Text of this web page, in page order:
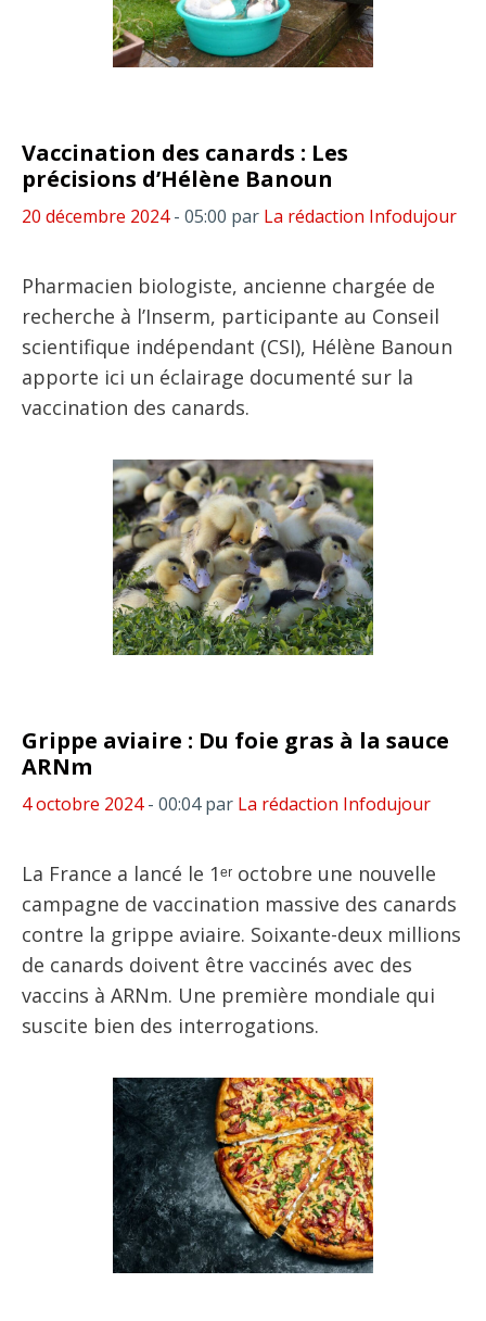
Vaccination des canards : Les
précisions d’Hélène Banoun
20 décembre 2024- 05:00 par La rédaction Infodujour
Pharmacien biologiste, ancienne chargée de
recherche à l’Inserm, participante au Conseil
scientifique indépendant (CSI), Hélène Banoun
apporte ici un éclairage documenté sur la
vaccination des canards.
Grippe aviaire : Du foie gras à la sauce
ARNm
4 octobre 2024- 00:04 par La rédaction Infodujour
La France a lancé le 1ᵉʳ octobre une nouvelle
campagne de vaccination massive des canards
contre la grippe aviaire. Soixante-deux millions
de canards doivent être vaccinés avec des
vaccins à ARNm. Une première mondiale qui
suscite bien des interrogations.